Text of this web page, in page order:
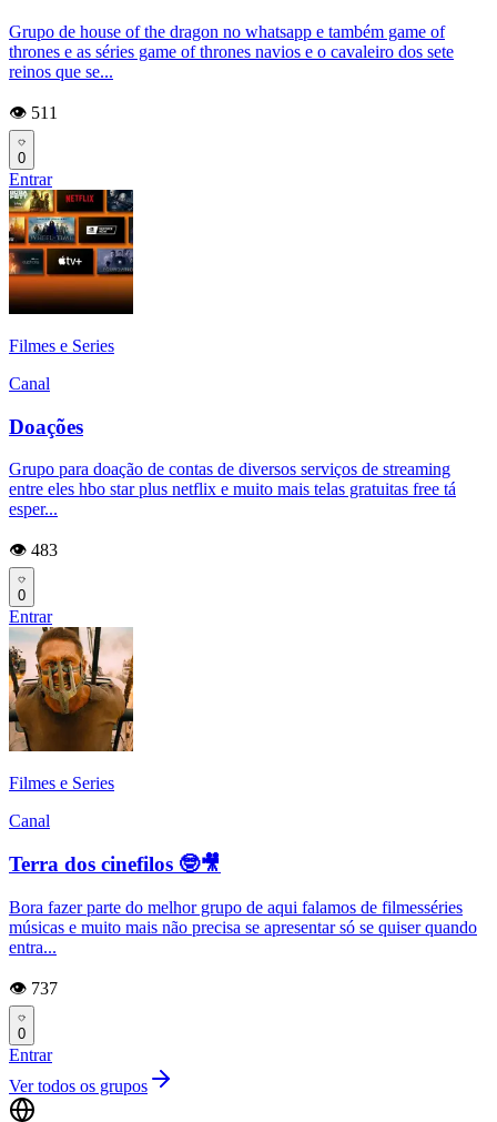
Grupo de house of the dragon no whatsapp e também game of
thrones e as séries game of thrones navios e o cavaleiro dos sete
reinos que se...
👁️ 511
0
Entrar
Filmes e Series
Canal
Doações
Grupo para doação de contas de diversos serviços de streaming
entre eles hbo star plus netflix e muito mais telas gratuitas free tá
esper...
👁️ 483
0
Entrar
Filmes e Series
Canal
Terra dos cinefilos 🤓🎥
Bora fazer parte do melhor grupo de aqui falamos de filmesséries
músicas e muito mais não precisa se apresentar só se quiser quando
entra...
👁️ 737
0
Entrar
Ver todos os grupos